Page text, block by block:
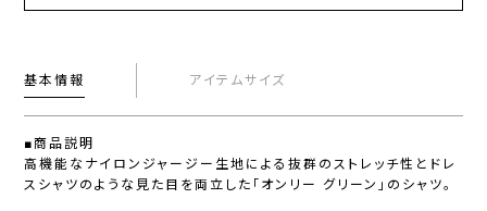
基本情報 アイテムサイズ
■商品説明
高機能なナイロンジャージー生地による抜群のストレッチ性とドレ
スシャツのような見た目を両立した「オンリー グリーン」のシャツ。